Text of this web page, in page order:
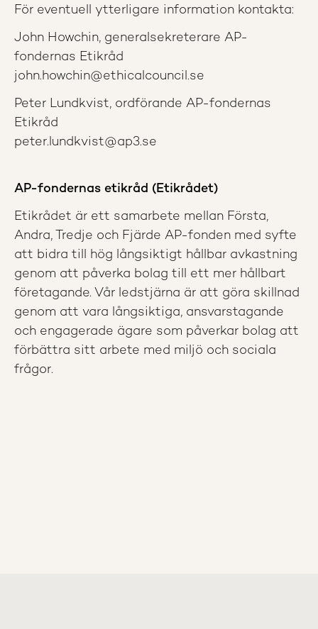
För eventuell ytterligare information kontakta:
John Howchin, generalsekreterare AP-
fondernas Etikråd
john.howchin@ethicalcouncil.se
Peter Lundkvist, ordförande AP-fondernas
Etikråd
peter.lundkvist@ap3.se
AP-fondernas etikråd (Etikrådet)
Etikrådet är ett samarbete mellan Första,
Andra, Tredje och Fjärde AP-fonden med syfte
att bidra till hög långsiktigt hållbar avkastning
genom att påverka bolag till ett mer hållbart
företagande. Vår ledstjärna är att göra skillnad
genom att vara långsiktiga, ansvarstagande
och engagerade ägare som påverkar bolag att
förbättra sitt arbete med miljö och sociala
frågor.